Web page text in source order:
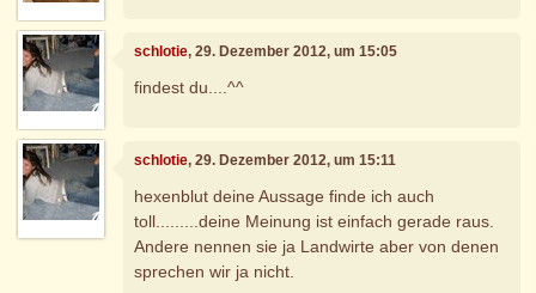
schlotie, 29. Dezember 2012, um 15:05
findest du....^^
schlotie, 29. Dezember 2012, um 15:11
hexenblut deine Aussage finde ich auch
toll.........deine Meinung ist einfach gerade raus.
Andere nennen sie ja Landwirte aber von denen
sprechen wir ja nicht.